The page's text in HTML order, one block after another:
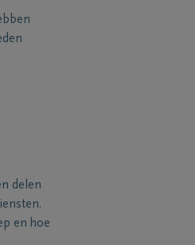
delen
en hoe